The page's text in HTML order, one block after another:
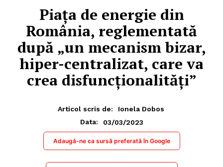
Piața de energie din
România, reglementată
după „un mecanism bizar,
hiper-centralizat, care va
crea disfuncționalități”
Articol scris de:
Ionela Dobos
Data:
03/03/2023
Adaugă-ne ca sursă preferată în Google